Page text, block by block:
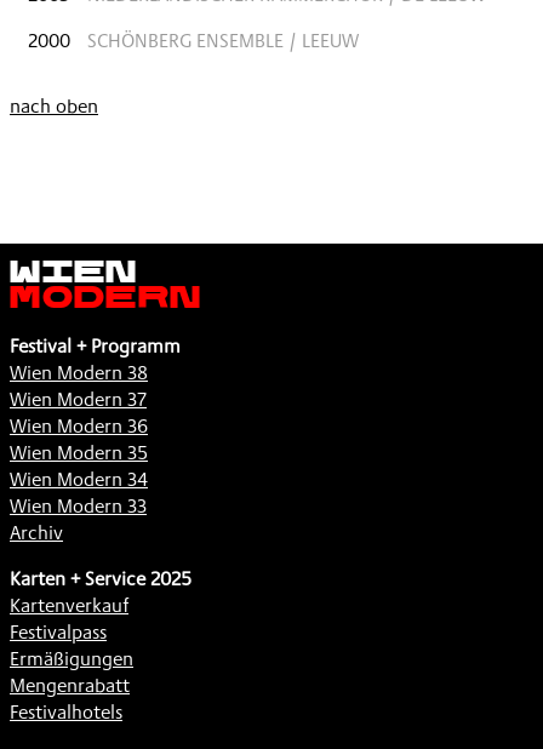
2000
SCHÖNBERG ENSEMBLE / LEEUW
nach oben
Wien
Modern
Festival + Programm
Wien Modern 38
Wien Modern 37
Wien Modern 36
Wien Modern 35
Wien Modern 34
Wien Modern 33
Archiv
Karten + Service 2025
Kartenverkauf
Festivalpass
Ermäßigungen
Mengenrabatt
Festivalhotels